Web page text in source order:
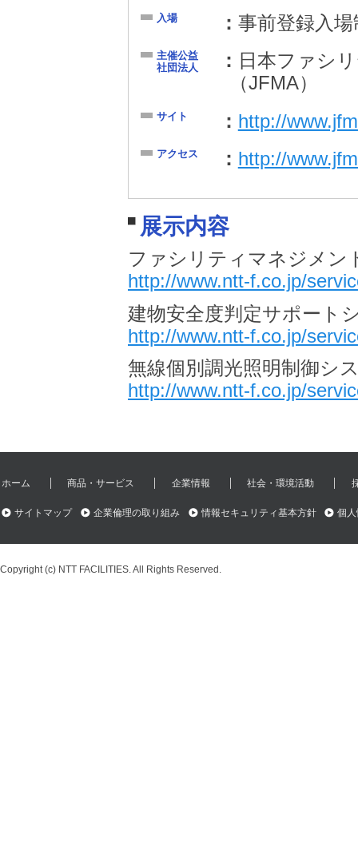
入場 事前登録入場
主催公益
社団法人
日本ファシ
（JFMA）
サイト http://
アクセス http://
展示内容
ファシリティマネジメン
http://www.ntt-f.co.jp/
建物安全度判定サポート
http://www.ntt-f.co.jp/
無線個別調光照明制御シ
http://www.ntt-f.co.jp/
ホーム 商品・サービス 企業情報 社会・環境活動
サイトマップ 企業倫理の取り組み 情報セキュリティ基本方針 個
Copyright (c) NTT FACILITIES. All Rights Reserved.